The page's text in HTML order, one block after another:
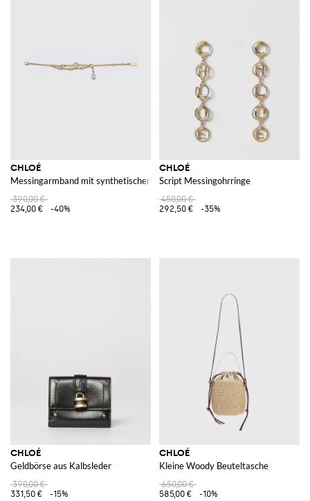
CHLOÉ
Messingarmband mit synthetischen Perlen
390,00 €
234,00 €
-40%
CHLOÉ
Script Messingohrringe
450,00 €
292,50 €
-35%
CHLOÉ
Geldbörse aus Kalbsleder
390,00 €
331,50 €
-15%
CHLOÉ
Kleine Woody Beuteltasche
650,00 €
585,00 €
-10%